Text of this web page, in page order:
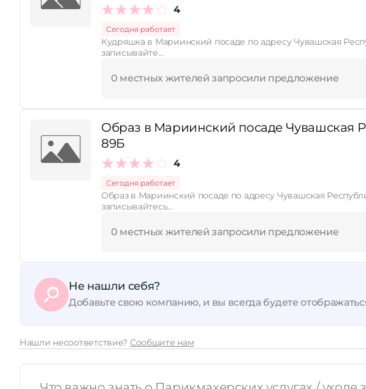
Стоимость услуг:
Принимает сертификаты
4
Сегодня работает
Кудряшка в Мариинский посаде по адресу Чувашская
записывайте…
0 местных жителей запросили предложение
Образ в Мариинский посаде Чувашская
89Б
4
Сегодня работает
Образ в Мариинский посаде по адресу Чувашская
записывайтесь…
0 местных жителей запросили предложение
Не нашли себя?
Добавьте свою компанию, и вы всегда будете
Нашли несоответствие? Сообщите нам